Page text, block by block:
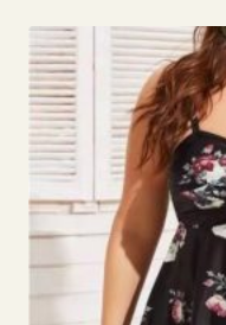
har
flere
varianter.
Mulighederne
kan
vælges
på